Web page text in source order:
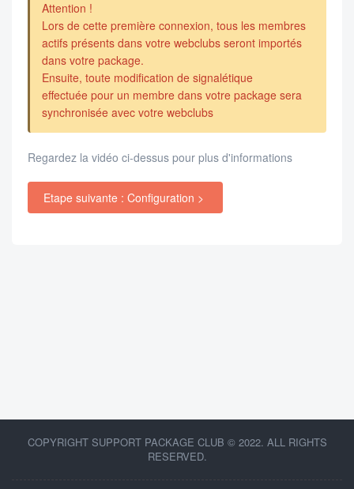
Attention !
Lors de cette première connexion, tous les membres
actifs présents dans votre webclubs seront importés
dans votre package.
Ensuite, toute modification de signalétique
effectuée pour un membre dans votre package sera
synchronisée avec votre webclubs
Regardez la vidéo ci-dessus pour plus d'informations
Etape suivante : Configuration >
COPYRIGHT SUPPORT PACKAGE CLUB © 2022. ALL RIGHTS
RESERVED.